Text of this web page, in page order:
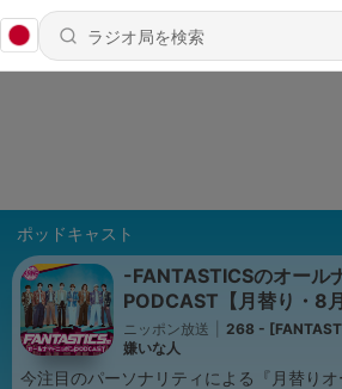
ポッドキャスト
-FANTASTICSのオール
PODCAST【月替り・8
ニッポン放送
268 -
嫌いな人
今注目のパーソナリティによる『月替り